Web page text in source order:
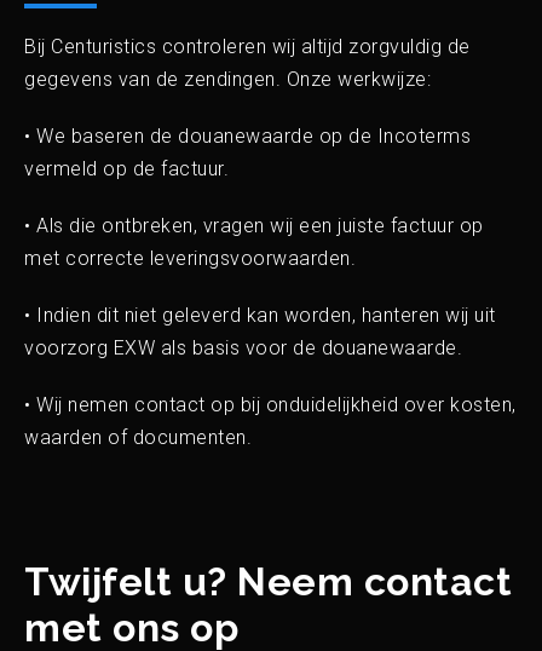
Douanevaardigheden in
de praktijk
Zo werkt het | Downloads
Blog
Bij Centuristics controleren wij altijd zorgvuldig de
gegevens van de zendingen. Onze werkwijze:
• We baseren de douanewaarde op de Incoterms
vermeld op de factuur.
• Als die ontbreken, vragen wij een juiste factuur op
met correcte leveringsvoorwaarden.
• Indien dit niet geleverd kan worden, hanteren wij uit
voorzorg EXW als basis voor de douanewaarde.
• Wij nemen contact op bij onduidelijkheid over kosten,
waarden of documenten.
Twijfelt u? Neem contact
met ons op